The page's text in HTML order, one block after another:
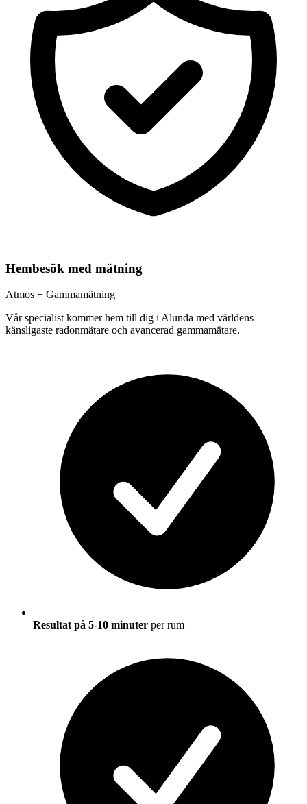
Hembesök med mätning
Atmos + Gammamätning
Vår specialist kommer hem till dig i Alunda med världens
känsligaste radonmätare och avancerad gammamätare.
Resultat på 5-10 minuter per rum